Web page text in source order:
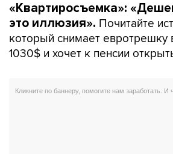
«Квартиросъемка»:
это иллюзия». Почитайте
который снимает
1030$ и хочет к пенсии